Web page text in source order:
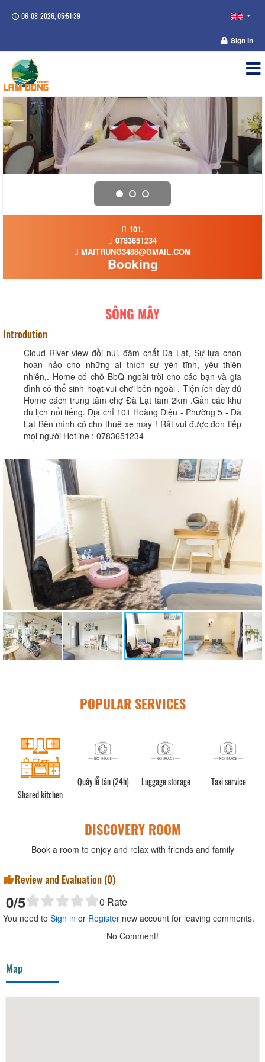
06-08-2026, 05:51:39
Sign in
101,
0783651234
MAITRUNG3488@GMAIL.COM
Booking
SÔNG MÂY
Introdution
Cloud River view đồi núi, đậm chất Đà Lạt, Sự lựa chọn
hoàn hảo cho những ai thích sự yên tĩnh, yêu thiên
nhiên,. Home có chỗ BbQ ngoài trời cho các bạn và gia
đình có thể sinh hoạt vui chơi bên ngoài . Tiện ích đầy đủ
Home cách trung tâm chợ Đà Lạt tầm 2km .Gần các khu
du lịch nổi tiếng. Địa chỉ 101 Hoàng Diệu - Phường 5 - Đà
Lạt Bên mình có cho thuê xe máy ! Rất vui được đón tiếp
mọi người Hotline : 0783651234
POPULAR SERVICES
Shared kitchen
Quầy lễ tân (24h) Luggage storage Taxi service
DISCOVERY ROOM
Book a room to enjoy and relax with friends and family
Review and Evaluation (0)
0/5 0 Rate
You need to Sign in or Register new account for leaving comments.
No Comment!
Map